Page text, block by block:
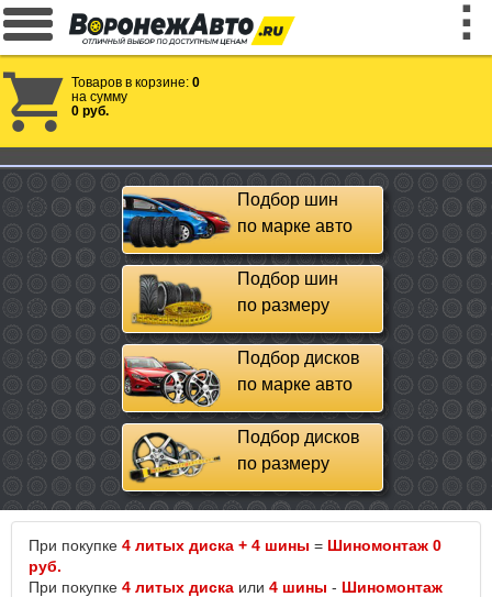
Товаров в корзине: 0
на сумму
0 руб.
Подбор шин
по марке авто
Подбор шин
по размеру
Подбор дисков
по марке авто
Подбор дисков
по размеру
При покупке 4 литых диска + 4 шины = Шиномонтаж 0
руб.
При покупке 4 литых диска или 4 шины - Шиномонтаж